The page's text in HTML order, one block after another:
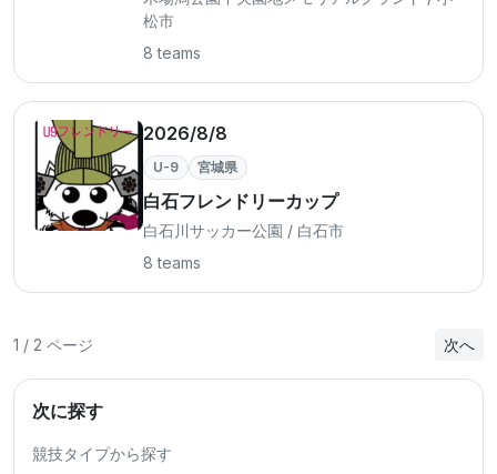
松市
8 teams
2026/8/8
U-9 宮城県
白石フレンドリーカップ
白石川サッカー公園 / 白石市
8 teams
1 / 2 ページ 次へ
次に探す
競技タイプから探す